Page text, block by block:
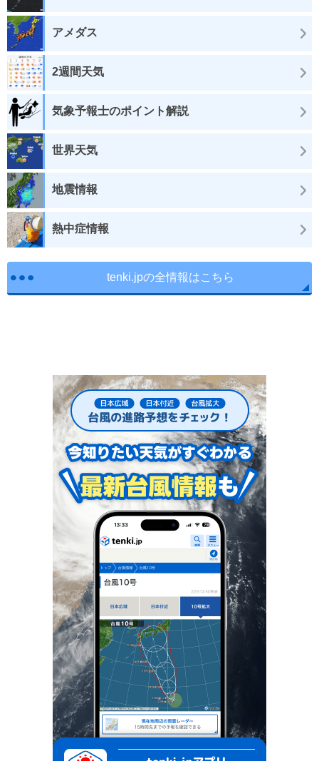
アメダス
2週間天気
気象予報士のポイント解説
世界天気
地震情報
熱中症情報
tenki.jpの全情報はこちら